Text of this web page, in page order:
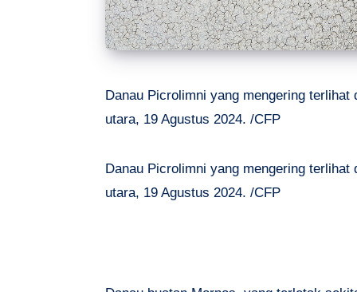
Danau Picrolimni yang mengering
utara, 19 Agustus 2024. /CFP
Danau Picrolimni yang mengering
utara, 19 Agustus 2024. /CFP